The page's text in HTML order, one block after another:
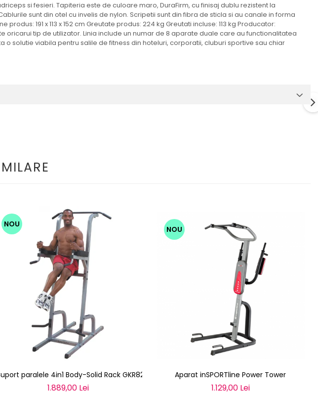
si fesieri. Tapiteria este de culoare maro, DuraFirm, cu finisaj dublu rezistent la
sunt din otel cu invelis de nylon. Scripetii sunt din fibra de sticla si au canale in forma
191 x 113 x 152 cm Greutate produs: 224 kg Greutati incluse: 113 kg Producator:
oricarui tip de utilizator. Linia include un numar de 8 aparate duale care au functionalitatea
solutie viabila pentru salile de fitness din hoteluri, corporatii, cluburi sportive sau chiar
SYSTEM
NOU
paralele 4in1 Body-Solid Rack GKR82
1.889,00 Lei
NOU
Aparat inSPORTline Power Tower
1.129,00 Lei